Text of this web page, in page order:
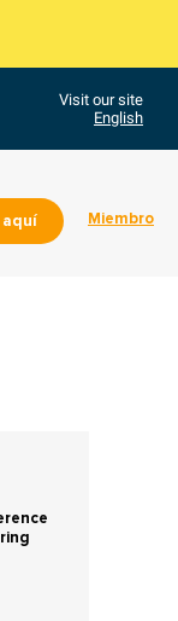
Visit our site
English
aquí Miembro